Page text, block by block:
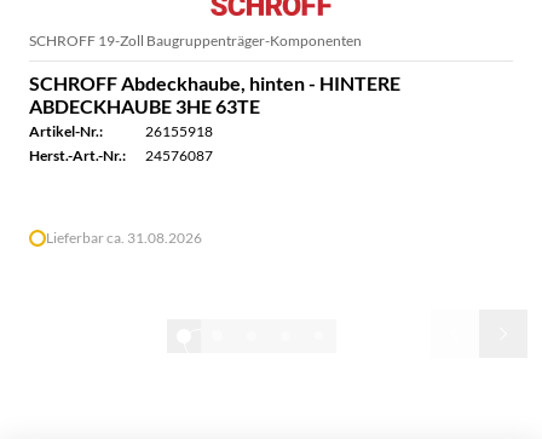
SCHROFF 19-Zoll Baugruppenträger-Komponenten
SCHROFF Abdeckhaube, hinten - HINTERE
ABDECKHAUBE 3HE 63TE
Artikel-Nr.:
26155918
Herst.-Art.-Nr.:
24576087
Lieferbar ca. 31.08.2026